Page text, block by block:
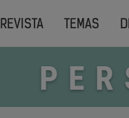
REVISTA TEMAS